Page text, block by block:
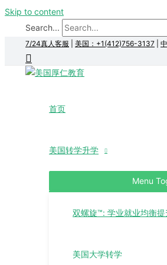
Skip to content
Search...
7/24真人客服 美国：+1(412)756-3137
首页
美国转学升学
Menu
双螺旋™: 学业就业均衡提
美国大学转学